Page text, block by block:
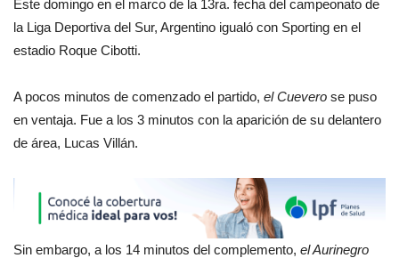
Este domingo en el marco de la 13ra. fecha del campeonato de
la Liga Deportiva del Sur, Argentino igualó con Sporting en el
estadio Roque Cibotti.
A pocos minutos de comenzado el partido, el Cuevero se puso
en ventaja. Fue a los 3 minutos con la aparición de su delantero
de área, Lucas Villán.
Sin embargo, a los 14 minutos del complemento, el Aurinegro